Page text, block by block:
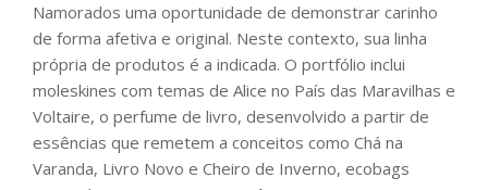
Namorados uma oportunidade de demonstrar carinho
de forma afetiva e original. Neste contexto, sua linha
própria de produtos é a indicada. O portfólio inclui
moleskines com temas de Alice no País das Maravilhas e
Voltaire, o perfume de livro, desenvolvido a partir de
essências que remetem a conceitos como Chá na
Varanda, Livro Novo e Cheiro de Inverno, ecobags